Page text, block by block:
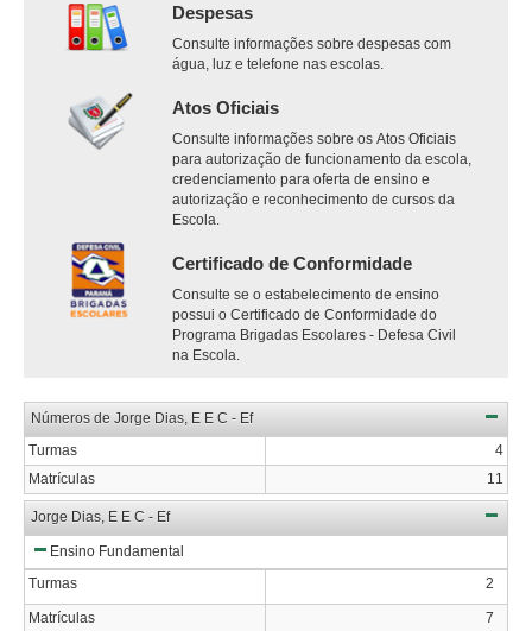
Despesas
Consulte informações sobre despesas com
água, luz e telefone nas escolas.
Atos Oficiais
Consulte informações sobre os Atos Oficiais
para autorização de funcionamento da escola,
credenciamento para oferta de ensino e
autorização e reconhecimento de cursos da
Escola.
Certificado de Conformidade
Consulte se o estabelecimento de ensino
possui o Certificado de Conformidade do
Programa Brigadas Escolares - Defesa Civil
na Escola.
Números de Jorge Dias, E E C - Ef
Turmas
4
Matrículas
11
Jorge Dias, E E C - Ef
Ensino Fundamental
Turmas
2
Matrículas 7